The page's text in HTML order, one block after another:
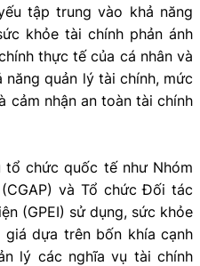
tập trung vào khả năng
khỏe tài chính phản ánh
thực tế của cá nhân và
quản lý tài chính, mức
cảm nhận an toàn tài chính
tổ chức quốc tế như Nhóm
và Tổ chức Đối tác
(GPEI) sử dụng, sức khỏe
dựa trên bốn khía cạnh
lý các nghĩa vụ tài chính